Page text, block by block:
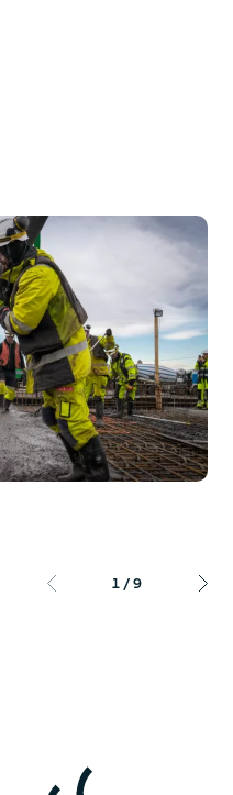
1 /9